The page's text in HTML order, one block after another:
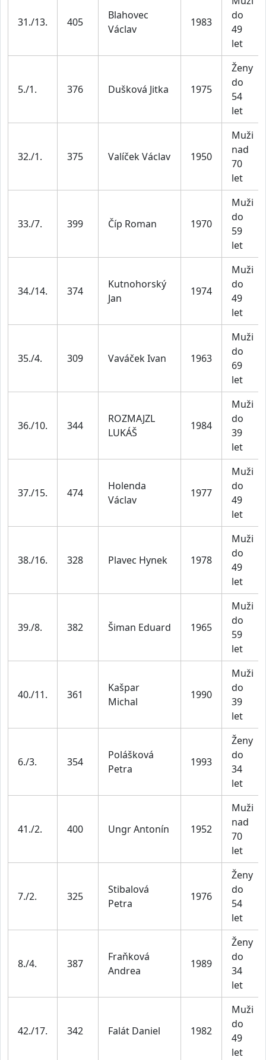
31./13. 405
Blahovec
Václav
1983
do
49
let
5./1. 376 Dušková Jitka 1975
Ženy
do
54
let
32./1. 375 Valíček Václav 1950
Muži
nad
70
let
33./7. 399 Číp Roman 1970
Muži
do
59
let
34./14. 374
Kutnohorský
Jan
1974
Muži
do
49
let
35./4. 309 Vaváček Ivan 1963
Muži
do
69
let
36./10. 344
ROZMAJZL
LUKÁŠ
1984
Muži
do
39
let
37./15. 474
Holenda
Václav
1977
Muži
do
49
let
38./16. 328 Plavec Hynek 1978
Muži
do
49
let
39./8. 382 Šiman Eduard 1965
Muži
do
59
let
40./11. 361
Kašpar
Michal
1990
Muži
do
39
let
6./3. 354
Polášková
Petra
1993
Ženy
do
34
let
41./2. 400 Ungr Antonín 1952
Muži
nad
70
let
7./2. 325
Stibalová
Petra
1976
Ženy
do
54
let
8./4. 387
Fraňková
Andrea
1989
Ženy
do
34
let
42./17. 342 Falát Daniel 1982
Muži
do
49
let